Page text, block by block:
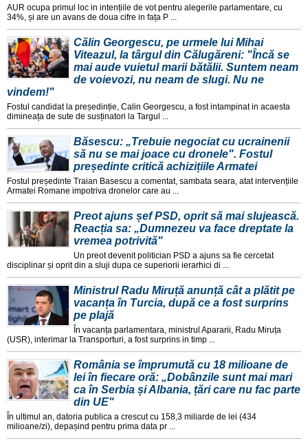
AUR ocupa primul loc in intențiile de vot pentru alegerile parlamentare, cu
34%, și are un avans de doua cifre in fața P ...
Călin Georgescu, pe urmele lui Mihai
Viteazul, la târgul din Călugăreni: "Încă se
mai aude vuietul marii bătălii. Suntem neam
de voievozi, nu neam de slugi. Nu ne
vindem!"
Fostul candidat la președinție, Calin Georgescu, a fost intampinat in acaesta
dimineața de sute de susținatori la Targul ...
Băsescu: „Trebuie negociat cu ucrainenii
să nu se mai joace cu dronele". Fostul
președinte critică achizițiile Armatei
Fostul președinte Traian Basescu a comentat, sambata seara, atat intervențiile
Armatei Romane impotriva dronelor care au ...
Preot ajuns șef PSD, oprit să mai slujească.
Reacția sa: „Dumnezeu va face dreptate la
vremea potrivită"
Un preot devenit politician PSD a ajuns sa fie cercetat
disciplinar și oprit din a sluji dupa ce superiorii ierarhici di ...
Ministrul Radu Miruță anunță cât a plătit pe
vacanța în Turcia, după ce a fost surprins
pe plajă
În vacanța parlamentara, ministrul Apararii, Radu Miruța
(USR), interimar la Transporturi, a fost surprins in timp ...
România se împrumută cu 18 milioane de
lei în fiecare oră: „Dobânzile sunt mai mari
ca în Serbia și Albania, țări care nu fac parte
din UE"
În ultimul an, datoria publica a crescut cu 158,3 miliarde de lei (434
milioane/zi), depașind pentru prima data pr ...